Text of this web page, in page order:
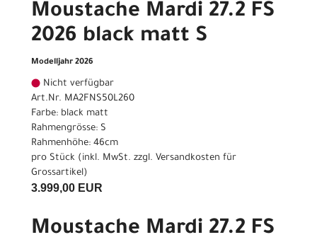
Moustache Mardi 27.2 FS
2026 black matt S
Modelljahr 2026
Nicht verfügbar
Art.Nr. MA2FNS50L260
Farbe: black matt
Rahmengrösse: S
Rahmenhöhe: 46cm
pro Stück (inkl. MwSt. zzgl. Versandkosten für
Grossartikel)
3.999,00 EUR
Moustache Mardi 27.2 FS